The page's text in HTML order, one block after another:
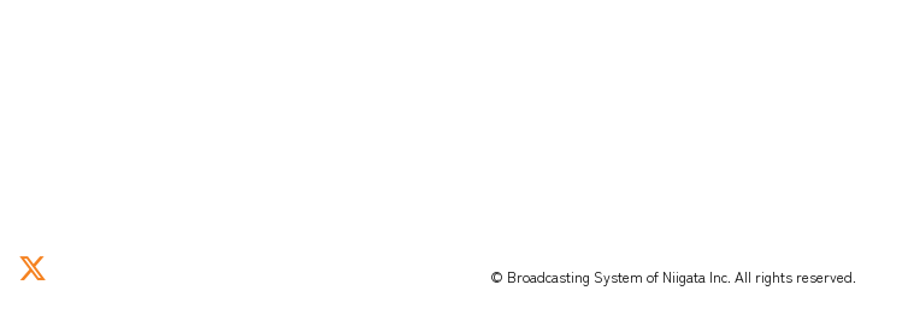
© Broadcasting System of Niigata Inc. All rights reserved.